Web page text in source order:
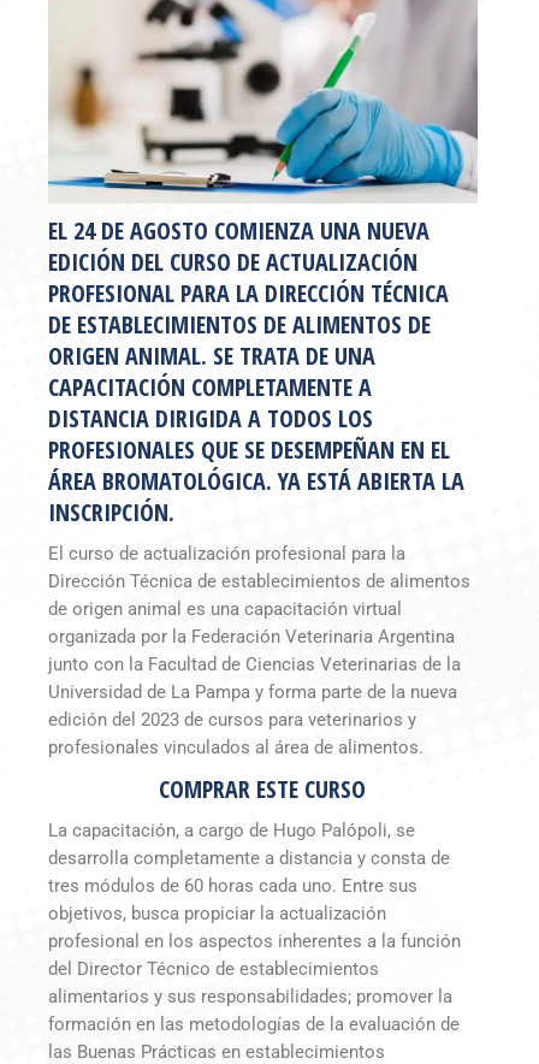
EL 24 DE AGOSTO COMIENZA UNA NUEVA
EDICIÓN DEL CURSO DE ACTUALIZACIÓN
PROFESIONAL PARA LA DIRECCIÓN TÉCNICA
DE ESTABLECIMIENTOS DE ALIMENTOS DE
ORIGEN ANIMAL. SE TRATA DE UNA
CAPACITACIÓN COMPLETAMENTE A
DISTANCIA DIRIGIDA A TODOS LOS
PROFESIONALES QUE SE DESEMPEÑAN EN EL
ÁREA BROMATOLÓGICA. YA ESTÁ ABIERTA LA
INSCRIPCIÓN.
El curso de actualización profesional para la
Dirección Técnica de establecimientos de alimentos
de origen animal es una capacitación virtual
organizada por la Federación Veterinaria Argentina
junto con la Facultad de Ciencias Veterinarias de la
Universidad de La Pampa y forma parte de la nueva
edición del 2023 de cursos para veterinarios y
profesionales vinculados al área de alimentos.
COMPRAR ESTE CURSO
La capacitación, a cargo de Hugo Palópoli, se
desarrolla completamente a distancia y consta de
tres módulos de 60 horas cada uno. Entre sus
objetivos, busca propiciar la actualización
profesional en los aspectos inherentes a la función
del Director Técnico de establecimientos
alimentarios y sus responsabilidades; promover la
formación en las metodologías de la evaluación de
las Buenas Prácticas en establecimientos